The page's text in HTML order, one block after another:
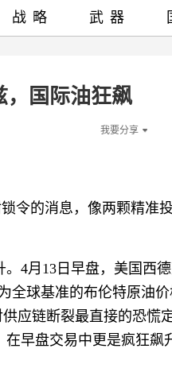
，国际油狂飙
我要分享
令的消息，像两颗精准
4月13日早盘，美国西
全球基准的布伦特原油
应链断裂最直接的恐慌
早盘交易中更是疯狂飙
战略 武器